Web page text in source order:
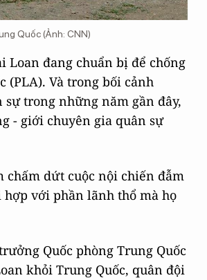
Quốc (Ảnh: CNN)
Loan đang chuẩn bị để chống
(PLA). Và trong bối cảnh
trong những năm gần đây,
- giới chuyên gia quân sự
dứt cuộc nội chiến đẫm
với phần lãnh thổ mà họ
Quốc phòng Trung Quốc
khỏi Trung Quốc, quân đội